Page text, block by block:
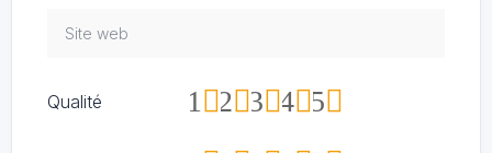
Qualité 5
4
3
2
1